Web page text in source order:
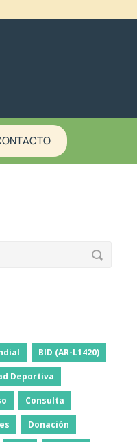
BID (AR-L1420)
Deportiva
Consulta
Donación